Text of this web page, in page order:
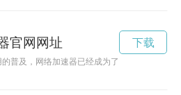
官网网址
的普及，网络加速器已经成为了必不可少的工
下载